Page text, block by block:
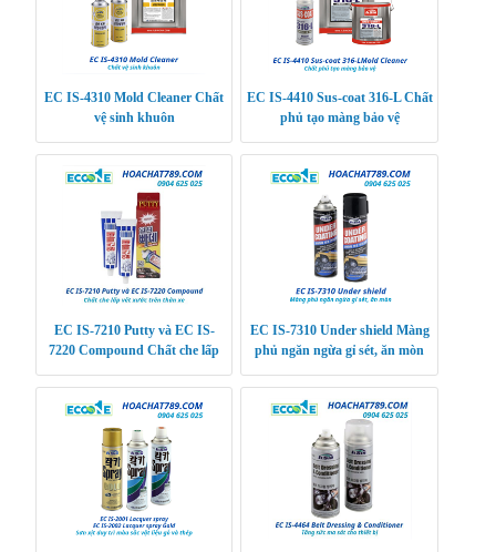
EC IS-4310 Mold Cleaner Chất
vệ sinh khuôn
EC IS-4410 Sus-coat 316-L Chất
phủ tạo màng bảo vệ
EC IS-7210 Putty và EC IS-
7220 Compound Chất che lấp
EC IS-7310 Under shield Màng
phủ ngăn ngừa gỉ sét, ăn mòn